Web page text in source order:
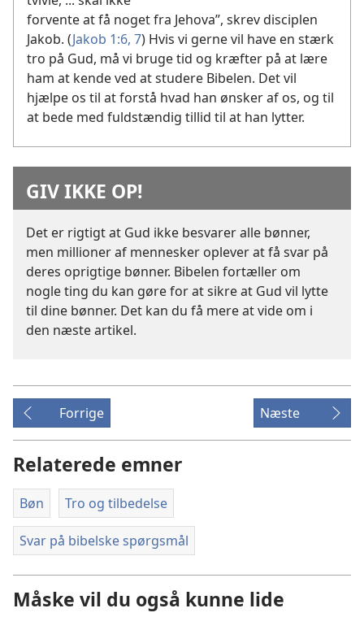
forvente at få noget fra Jehova”, skrev disciplen
Jakob. (Jakob 1:6, 7) Hvis vi gerne vil have en stærk
tro på Gud, må vi bruge tid og kræfter på at lære
ham at kende ved at studere Bibelen. Det vil
hjælpe os til at forstå hvad han ønsker af os, og til
at bede med fuldstændig tillid til at han lytter.
GIV IKKE OP!
Det er rigtigt at Gud ikke besvarer alle bønner,
men millioner af mennesker oplever at få svar på
deres oprigtige bønner. Bibelen fortæller om
nogle ting du kan gøre for at sikre at Gud vil lytte
til dine bønner. Det kan du få mere at vide om i
den næste artikel.
Forrige Næste
Relaterede emner
Bøn Tro og tilbedelse
Svar på bibelske spørgsmål
Måske vil du også kunne lide